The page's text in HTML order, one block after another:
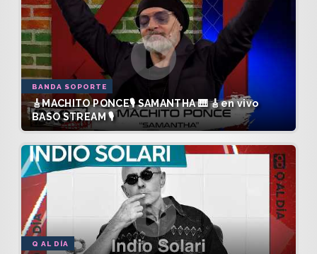
BANDA SOPORTE
🎸MACHITO PONCE🎙️ SAMANTHA 🎹 🎸en vivo
BASO STREAM 🎙️
Q AL DÍA